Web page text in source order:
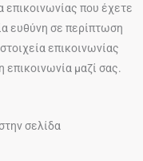
επικοινωνίας που έχετε
ευθύνη σε περίπτωση
επικοινωνίας
επικοινωνία μαζί σας.
σελίδα